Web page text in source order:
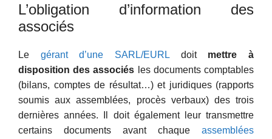
L’obligation d’information des
associés
Le gérant d’une SARL/EURL doit mettre à
disposition des associés les documents comptables
(bilans, comptes de résultat…) et juridiques (rapports
soumis aux assemblées, procès verbaux) des trois
dernières années. Il doit également leur transmettre
certains documents avant chaque assemblées